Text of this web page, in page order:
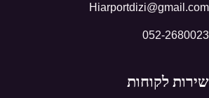
Hiarportdizi@gmail.com
052-2680023
שירות לקוחות